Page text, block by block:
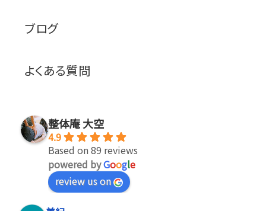
ブログ
よくある質問
整体庵 大空
4.9
Based on 89 reviews
powered byGoogle
review us on